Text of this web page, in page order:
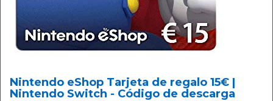
Nintendo eShop Tarjeta de regalo 15€ |
Nintendo Switch - Código de descarga